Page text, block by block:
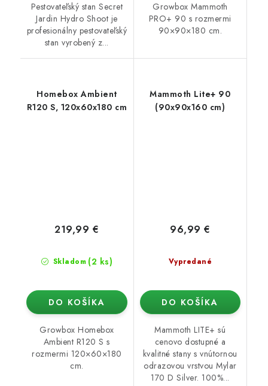
Pestovateľský stan Secret
Jardin Hydro Shoot je
profesionálny pestovateľský
stan vyrobený z...
Growbox Mammoth
PRO+ 90 s rozmermi
90×90×180 cm.
Homebox Ambient
R120 S, 120x60x180 cm
Skladom (2 ks)
219,99 €
DO KOŠÍKA
Growbox Homebox
Ambient R120 S s
rozmermi 120×60×180
cm.
Mammoth Lite+ 90
(90x90x160 cm)
Vypredané
96,99 €
DO KOŠÍKA
Mammoth LITE+ sú
cenovo dostupné a
kvalitné stany s vnútornou
odrazovou vrstvou Mylar
170 D Silver. 100%...